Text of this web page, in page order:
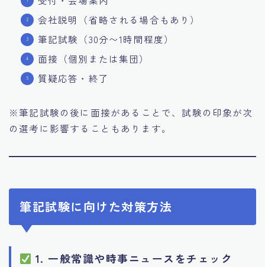
会社説明（省略される場合もあり）
筆記試験（30分〜1時間程度）
面接（個別または集団）
質疑応答・終了
※筆記試験の後に面接があることで、試験の印象が次
の選考に影響することもあります。
筆記試験に向けた対策方法
1. 一般常識や時事ニュースをチェック